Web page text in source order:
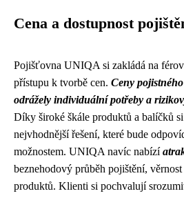
Cena a dostupnost
Pojišťovna UNIQA si zakládá na
přístupu k tvorbě cen. Ceny
odrážely individuální potřeby a
Díky široké škále produktů a balíčků
nejvhodnější řešení, které bude
možnostem. UNIQA navíc nabízí
beznehodový průběh pojištění,
produktů. Klienti si pochvalují